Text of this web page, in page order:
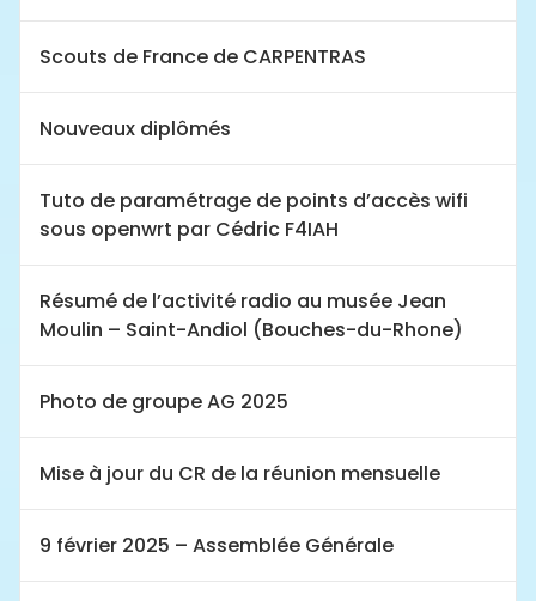
Scouts de France de CARPENTRAS
Nouveaux diplômés
Tuto de paramétrage de points d’accès wifi
sous openwrt par Cédric F4IAH
Résumé de l’activité radio au musée Jean
Moulin – Saint-Andiol (Bouches-du-Rhone)
Photo de groupe AG 2025
Mise à jour du CR de la réunion mensuelle
9 février 2025 – Assemblée Générale